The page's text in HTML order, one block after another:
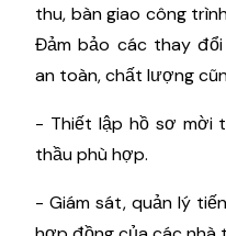
thu, bàn giao công
Đảm bảo các thay
an toàn, chất lượng
- Thiết lập hồ sơ mời
thầu phù hợp.
- Giám sát, quản lý